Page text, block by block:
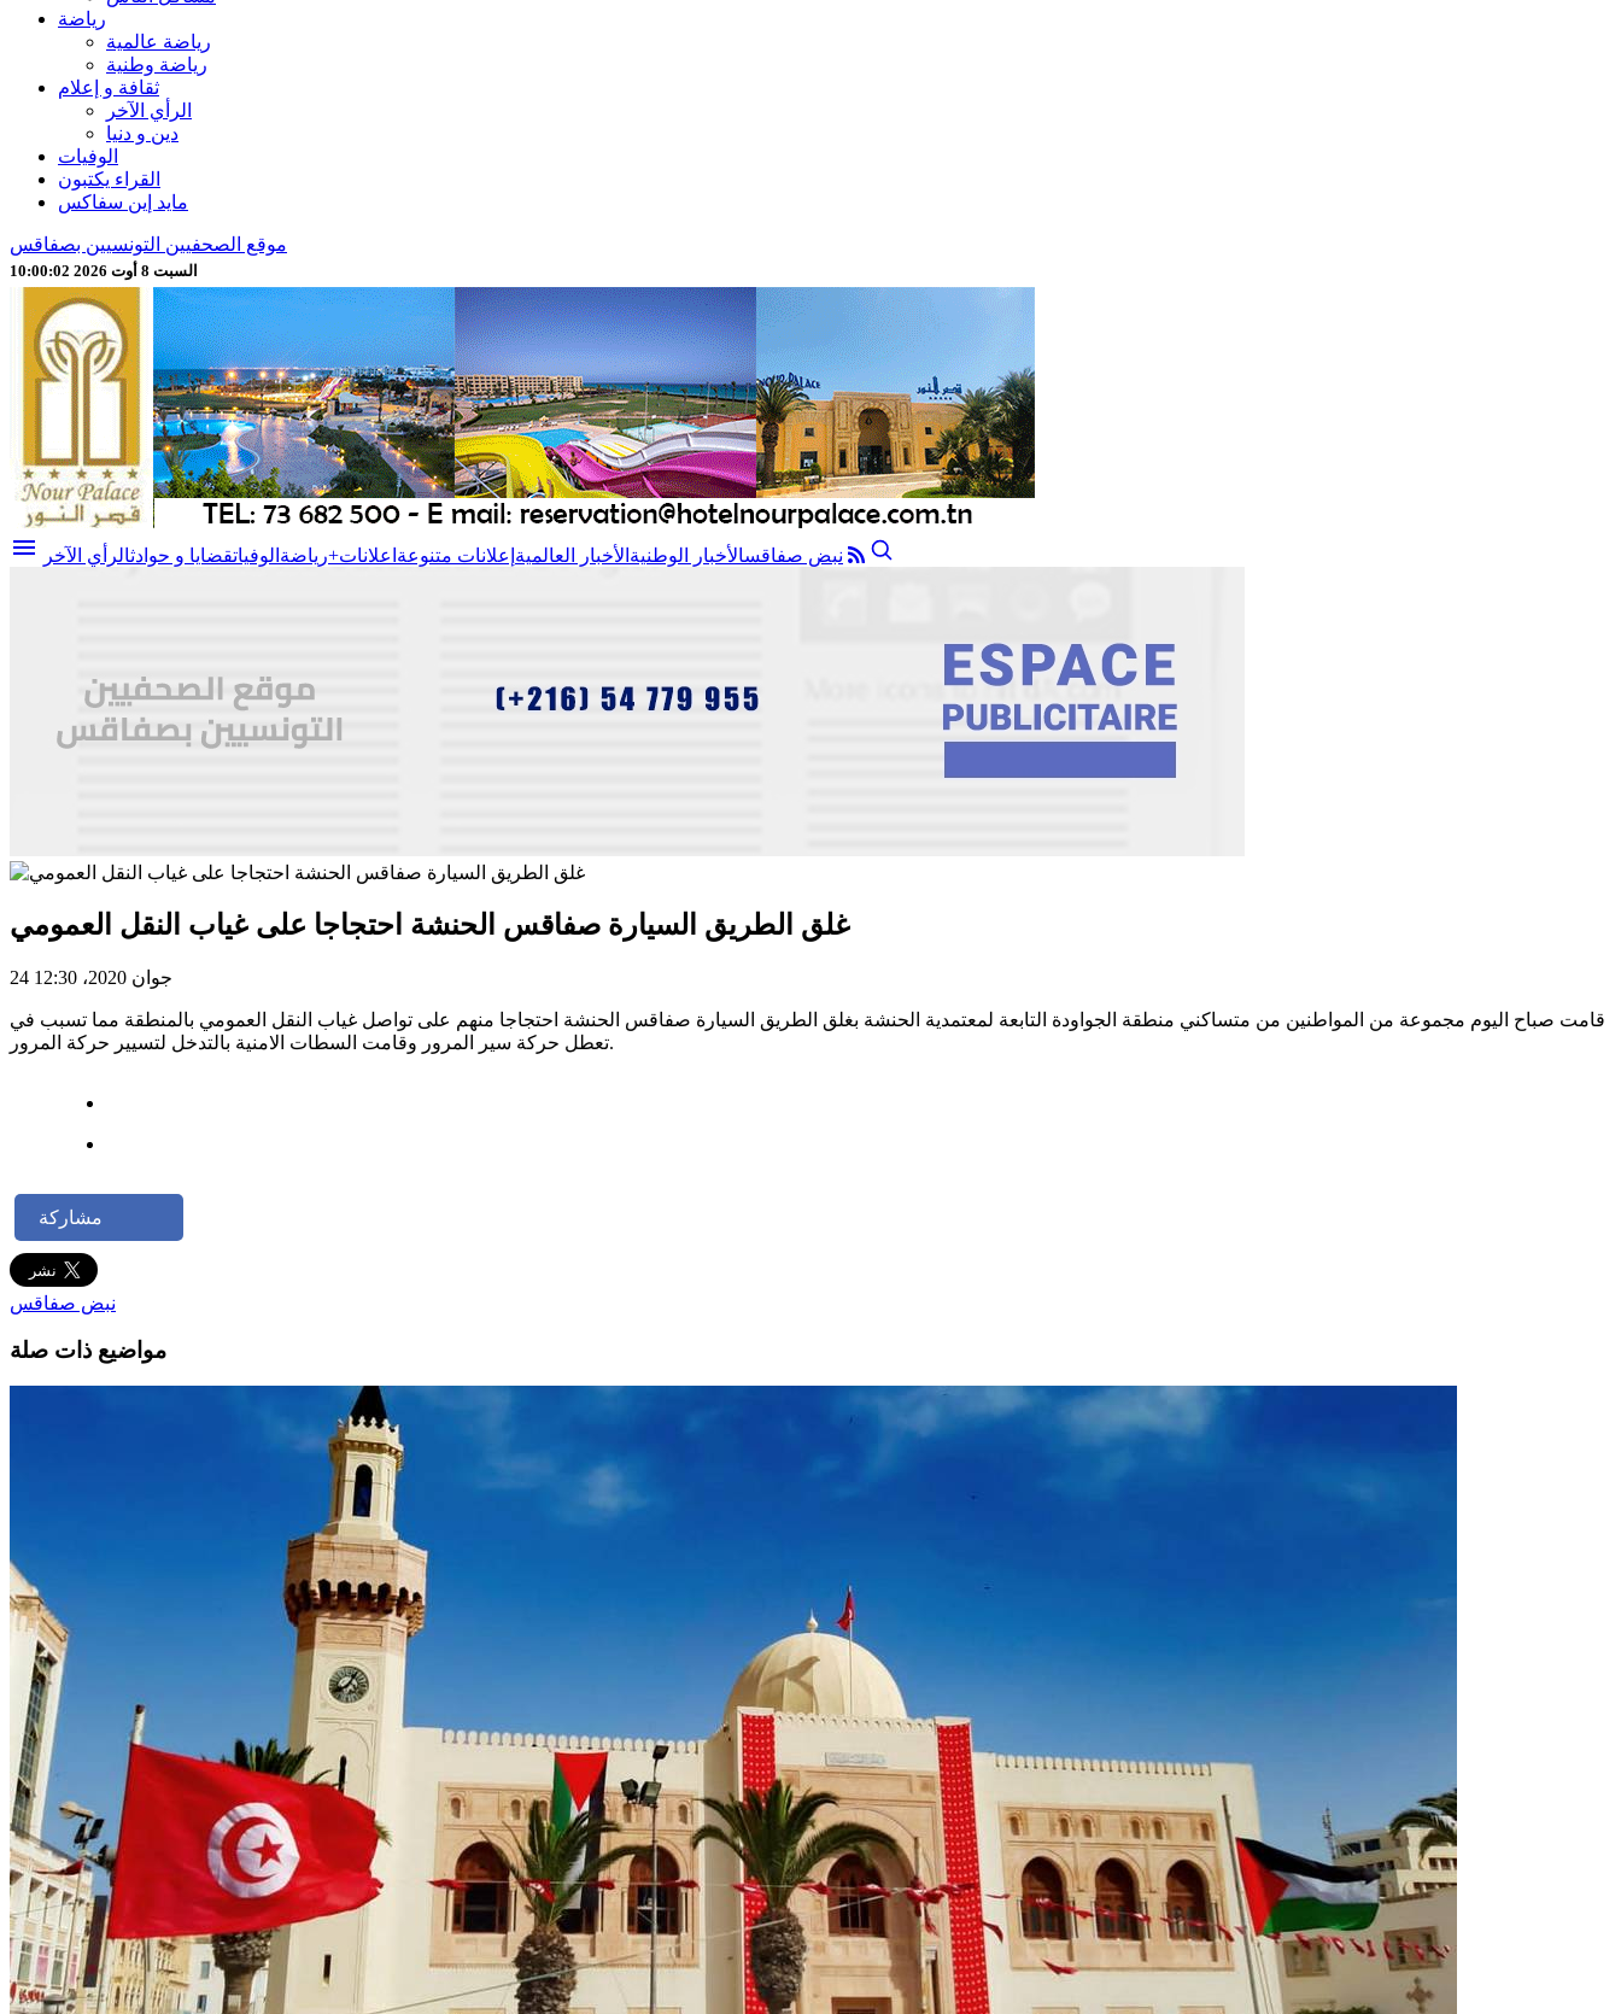
رياضة
رياضة عالمية
رياضة وطنية
ثقافة و إعلام
الرأي الآخر
دين و دنيا
الوفيات
القراء يكتبون
مايد إين سفاكس
موقع الصحفيين التونسيين بصفاقس
السبت 8 أوت 2026 10:00:04
menu نبض صفاقسالأخبار الوطنية الأخبار العالمية إعلانات متنوعة اعلانات+رياضة الوفياتقضايا و حوادثالرأي الآخر
غلق الطريق السيارة صفاقس الحنشة احتجاجا على غياب النقل العمومي
24 جوان 2020، 12:30
قامت صباح اليوم مجموعة من المواطنين من متساكني منطقة الجواودة التابعة لمعتمدية الحنشة بغلق الطريق السيارة صفاقس الحنشة احتجاجا منهم على تواصل غياب النقل العمومي بالمنطقة مما تسبب في
تعطل حركة سير المرور وقامت السطات الامنية بالتدخل لتسيير حركة المرور.
مشاركة
نبض صفاقس
مواضيع ذات صلة